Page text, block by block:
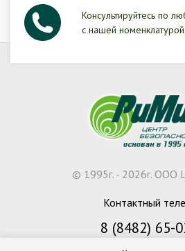
Консультируйтесь по
с нашей
© 1995г. - 2026г. ООО
Контактный
8 (8482) 65-